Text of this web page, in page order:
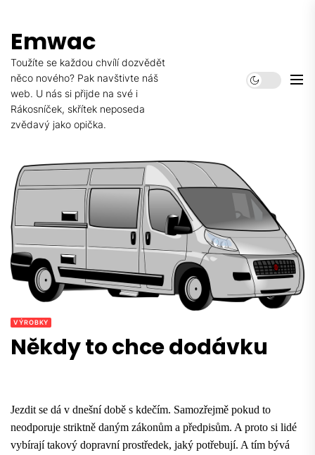
the
content
Emwac
Toužíte se každou chvílí dozvědět
něco nového? Pak navštivte náš
web. U nás si přijde na své i
Rákosníček, skřítek neposeda
zvědavý jako opička.
VÝROBKY
Někdy to chce dodávku
Jezdit se dá v dnešní době s kdečím. Samozřejmě pokud to
neodporuje striktně daným zákonům a předpisům. A proto si lidé
vybírají takový dopravní prostředek, jaký potřebují. A tím bývá